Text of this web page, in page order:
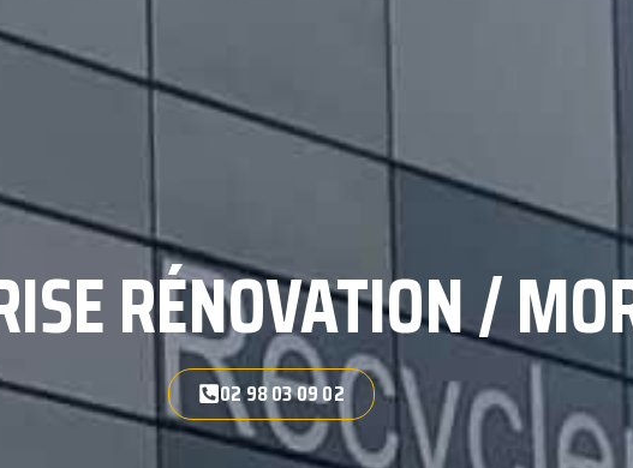
RÉNOVATION /
02 98 03 09 02